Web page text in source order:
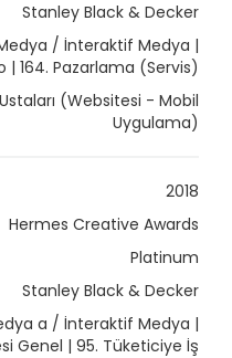
Stanley Black & Decker
/ İnteraktif Medya |
| 164. Pazarlama (Servis)
(Websitesi - Mobil
Uygulama)
2018
Hermes Creative Awards
Platinum
Stanley Black & Decker
a / İnteraktif Medya |
Genel | 95. Tüketiciye İş